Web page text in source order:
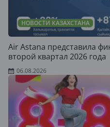
НОВОСТИ КАЗАХСТАНА
Air Astana представила
второй квартал 2026 года
06.08.2026